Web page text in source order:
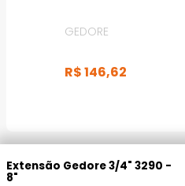
GEDORE
R$146,62
Extensão Gedore 3/4" 3290 -
8"
DESCRIÇÃO DO PRODUTO